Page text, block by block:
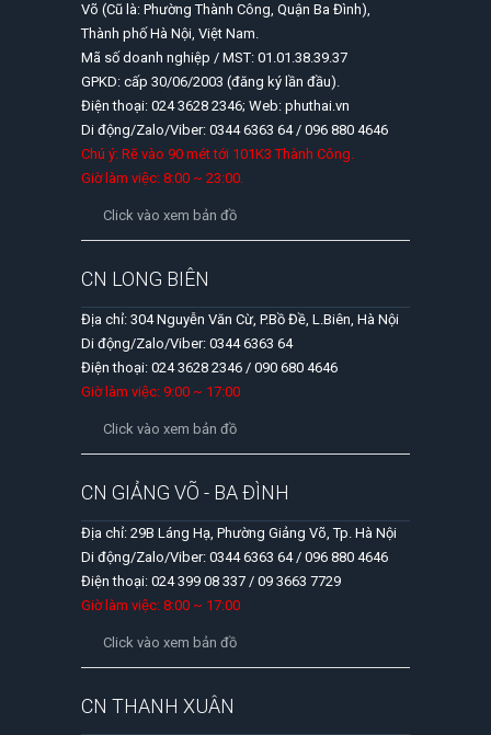
Võ (Cũ là: Phường Thành Công, Quận Ba Đình),
Thành phố Hà Nội, Việt Nam.
Mã số doanh nghiệp / MST: 01.01.38.39.37
GPKD: cấp 30/06/2003 (đăng ký lần đầu).
Điện thoại: 024 3628 2346; Web: phuthai.vn
Di động/Zalo/Viber: 0344 6363 64 / 096 880 4646
Chú ý: Rẽ vào 90 mét tới 101K3 Thành Công.
Giờ làm việc: 8:00 ~ 23:00.
Click vào xem bản đồ
CN LONG BIÊN
Địa chỉ: 304 Nguyễn Văn Cừ, P.Bồ Đề, L.Biên, Hà Nội
Di động/Zalo/Viber: 0344 6363 64
Điện thoại: 024 3628 2346 / 090 680 4646
Giờ làm việc: 9:00 ~ 17:00
Click vào xem bản đồ
CN GIẢNG VÕ - BA ĐÌNH
Địa chỉ: 29B Láng Hạ, Phường Giảng Võ, Tp. Hà Nội
Di động/Zalo/Viber: 0344 6363 64 / 096 880 4646
Điện thoại: 024 399 08 337 / 09 3663 7729
Giờ làm việc: 8:00 ~ 17:00
Click vào xem bản đồ
CN THANH XUÂN